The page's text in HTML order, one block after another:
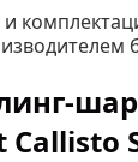
Callisto